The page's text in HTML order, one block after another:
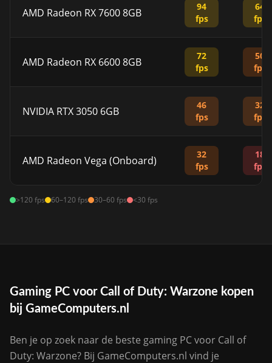
AMD Radeon RX 7600 8GB
94
fps
64
fps
AMD Radeon RX 6600 8GB
72
fps
50
fps
NVIDIA RTX 3050 6GB
46
fps
32
fps
AMD Radeon Vega (Onboard)
32
fps
18
fps
>120 fps 60–120 fps 30–60 fps <30 fps
Gaming PC voor Call of Duty: Warzone kopen
bij GameComputers.nl
Ben je op zoek naar de beste gaming PC voor Call of
Duty: Warzone? Bij GameComputers.nl vind je